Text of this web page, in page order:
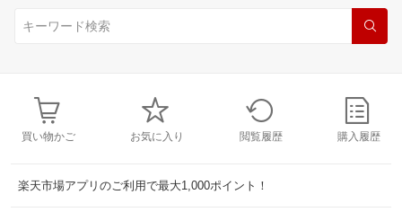
買い物かご お気に入り 閲覧履歴 購入履歴
楽天市場アプリのご利用で最大1,000ポイント！